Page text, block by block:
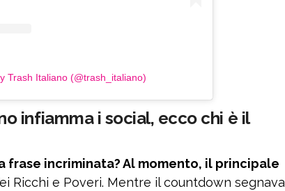
Trash Italiano (@trash_italiano)
infiamma i social, ecco chi è il
frase incriminata? Al momento, il principale
Ricchi e Poveri. Mentre il countdown segnava